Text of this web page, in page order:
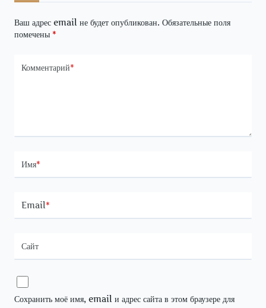
Ваш адрес email не будет опубликован. Обязательные поля
помечены *
Комментарий*
Имя*
Email *
Сайт
Сохранить моё имя, email и адрес сайта в этом браузере для